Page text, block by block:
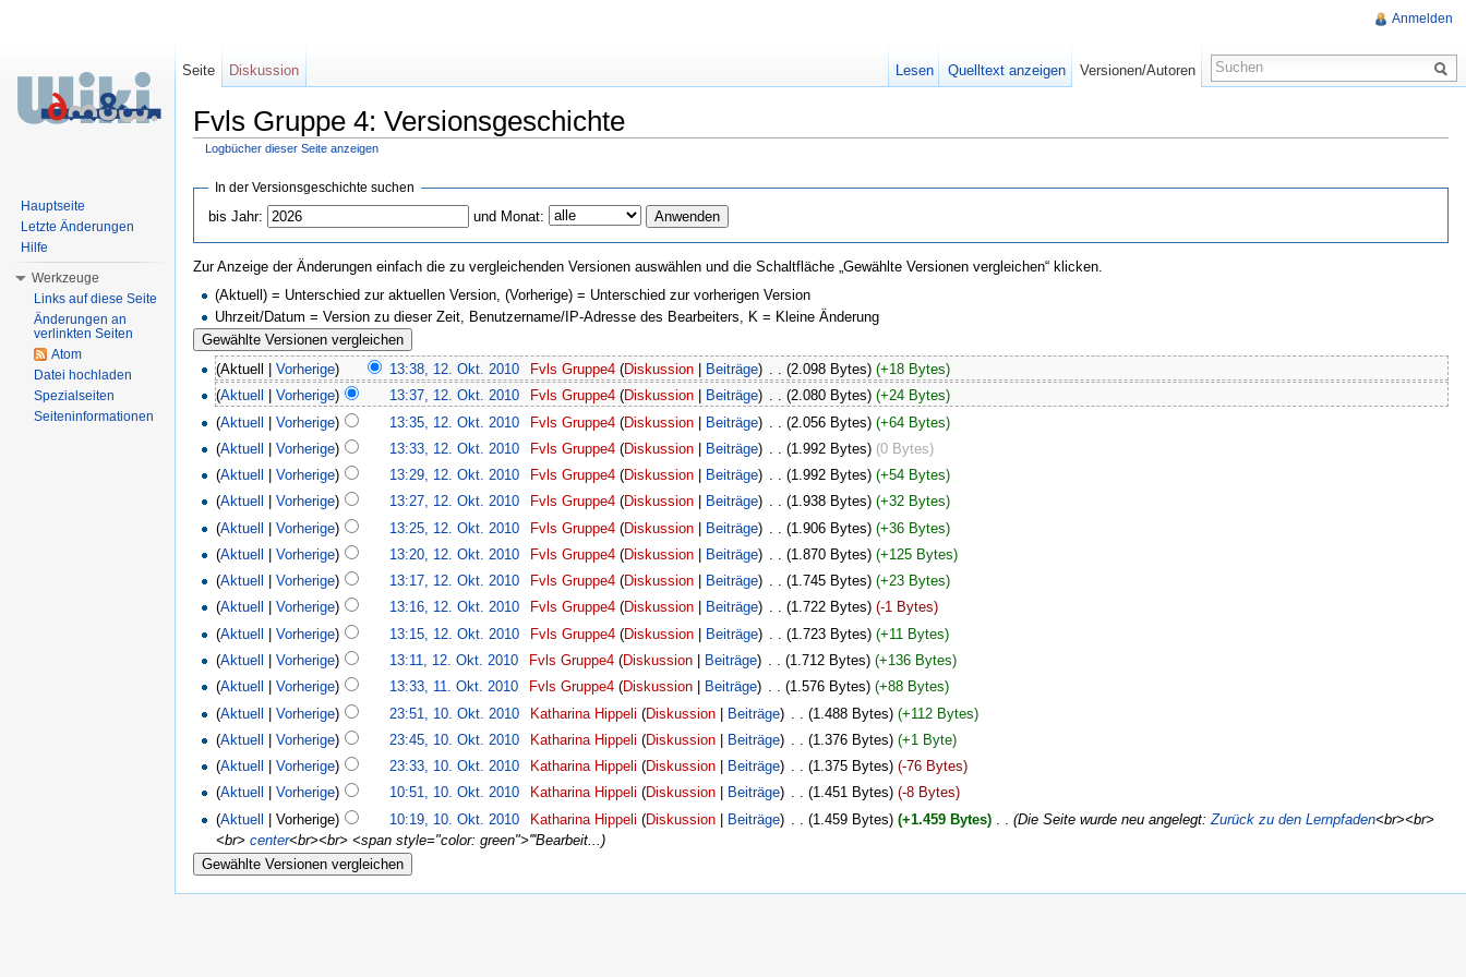
Fvls Gruppe 4: Versionsgeschichte
Logbücher dieser Seite anzeigen
In der Versionsgeschichte suchen
bis Jahr: und Monat:
Zur Anzeige der Änderungen einfach die zu vergleichenden Versionen auswählen und die Schaltfläche „Gewählte Versionen vergleichen“ klicken.
(Aktuell) = Unterschied zur aktuellen Version, (Vorherige) = Unterschied zur vorherigen Version
Uhrzeit/Datum = Version zu dieser Zeit, Benutzername/IP-Adresse des Bearbeiters, K = Kleine Änderung
(Aktuell |Vorherige) 13:38, 12. Okt. 2010 Fvls Gruppe4 (Diskussion| Beiträge) . . (2.098 Bytes) (+18 Bytes)
(Aktuell |Vorherige) 13:37, 12. Okt. 2010 Fvls Gruppe4 (Diskussion| Beiträge) . . (2.080 Bytes) (+24 Bytes)
(Aktuell |Vorherige) 13:35, 12. Okt. 2010 Fvls Gruppe4 (Diskussion| Beiträge) (2.056 Bytes) (+64 Bytes)
(Aktuell |Vorherige) 13:33, 12. Okt. 2010 Fvls Gruppe4 (Diskussion| Beiträge) (1.992 Bytes) (0 Bytes)
(Aktuell |Vorherige) 13:29, 12. Okt. 2010 Fvls Gruppe4 (Diskussion| Beiträge) . . (1.992 Bytes) (+54 Bytes)
(Aktuell |Vorherige) 13:27, 12. Okt. 2010 Fvls Gruppe4 (Diskussion| Beiträge) . . (1.938 Bytes) (+32 Bytes)
(Aktuell |Vorherige) 13:25, 12. Okt. 2010 Fvls Gruppe4 (Diskussion| Beiträge) (1.906 Bytes) (+36 Bytes)
(Aktuell |Vorherige) 13:20, 12. Okt. 2010 Fvls Gruppe4 (Diskussion| Beiträge) (1.870 Bytes) (+125 Bytes)
(Aktuell |Vorherige) 13:17, 12. Okt. 2010 Fvls Gruppe4 (Diskussion| Beiträge) . . (1.745 Bytes) (+23 Bytes)
(Aktuell |Vorherige) 13:16, 12. Okt. 2010 Fvls Gruppe4 (Diskussion| Beiträge) . . (1.722 Bytes) (-1 Bytes)
(Aktuell |Vorherige) 13:15, 12. Okt. 2010 Fvls Gruppe4 (Diskussion| Beiträge) (1.723 Bytes) (+11 Bytes)
(Aktuell |Vorherige) 13:11, 12. Okt. 2010 Fvls Gruppe4 (Diskussion| Beiträge) . . (1.712 Bytes) (+136 Bytes)
(Aktuell |Vorherige) 13:33, 11. Okt. 2010 Fvls Gruppe4 (Diskussion| Beiträge) . . (1.576 Bytes) (+88 Bytes)
(Aktuell |Vorherige) 23:51, 10. Okt. 2010 Katharina Hippeli (Diskussion| Beiträge) (1.488 Bytes) (+112 Bytes)
(Aktuell |Vorherige) 23:45, 10. Okt. 2010 Katharina Hippeli (Diskussion| Beiträge) (1.376 Bytes) (+1 Byte)
(Aktuell |Vorherige) 23:33, 10. Okt. 2010 Katharina Hippeli (Diskussion| Beiträge) . . (1.375 Bytes) (-76 Bytes)
(Aktuell |Vorherige) 10:51, 10. Okt. 2010 Katharina Hippeli (Diskussion| Beiträge) . . (1.451 Bytes) (-8 Bytes)
(Aktuell | Vorherige) 10:19, 10. Okt. 2010 Katharina Hippeli (Diskussion| Beiträge) (1.459 Bytes) (+1.459 Bytes) (Die Seite wurde neu angelegt:Zurück zu den Lernpfaden<br><br>
<br>center<br><br> <span style="color: green">'''Bearbeit...)
Anmelden
Seite Diskussion Lesen Quelltext anzeigen Versionen/Autoren
Hauptseite
Letzte Änderungen
Hilfe
Werkzeuge
Links auf diese Seite
Änderungen an
verlinkten Seiten
Atom
Datei hochladen
Spezialseiten
Seiteninformationen